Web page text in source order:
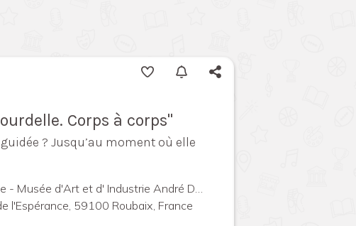
Corps à corps"
? Jusqu’au moment où elle
l'Espérance, 59100 Roubaix, France